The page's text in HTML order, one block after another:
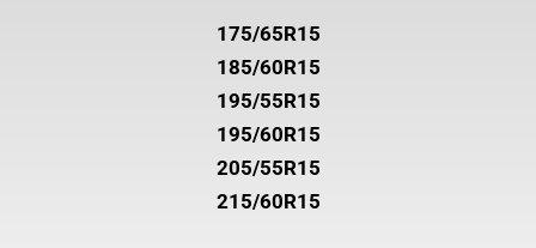
175/65R15
185/60R15
195/55R15
195/60R15
205/55R15
215/60R15